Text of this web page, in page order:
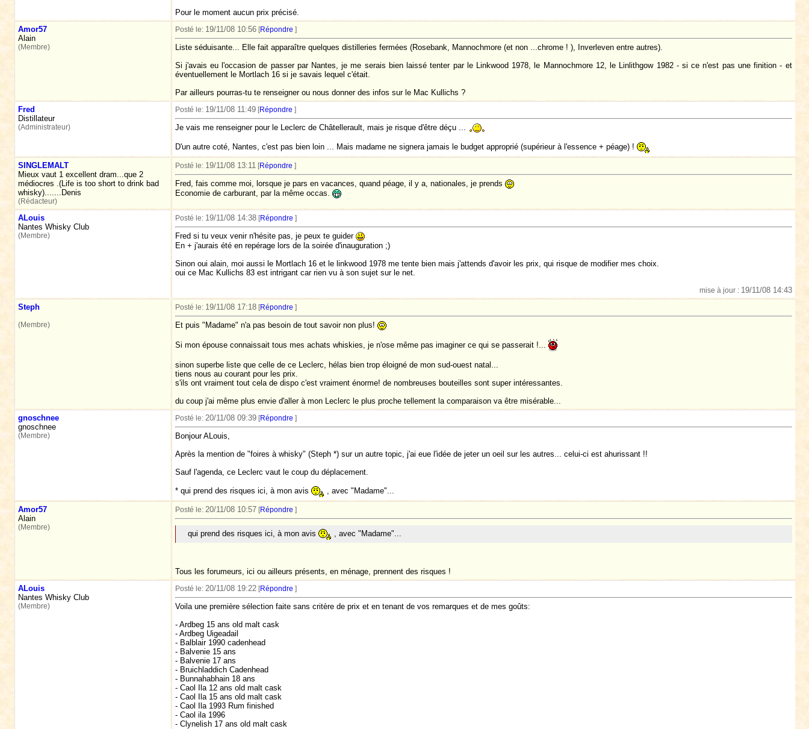
Pour le moment aucun prix précisé.
Amor57
Alain
(Membre)
Posté le: 19/11/08 10:56[Répondre ]
Liste séduisante... Elle fait apparaître quelques distilleries fermées (Rosebank, Mannochmore (et non ...chrome ! ), Inverleven entre autres).
Si j'avais eu l'occasion de passer par Nantes, je me serais bien laissé tenter par le Linkwood 1978, le Mannochmore 12, le Linlithgow 1982 - si ce n'est pas une finition - et
éventuellement le Mortlach 16 si je savais lequel c'était.
Par ailleurs pourras-tu te renseigner ou nous donner des infos sur le Mac Kullichs ?
Fred
Distillateur
(Administrateur)
Posté le: 19/11/08 11:49[Répondre ]
Je vais me renseigner pour le Leclerc de Châtellerault, mais je risque d'être déçu ...
D'un autre coté, Nantes, c'est pas bien loin ... Mais madame ne signera jamais le budget approprié (supérieur à l'essence + péage) !
SINGLEMALT
Mieux vaut 1 excellent dram...que 2
médiocres .(Life is too short to drink bad
whisky).......Denis
(Rédacteur)
Posté le: 19/11/08 13:11[Répondre ]
Fred, fais comme moi, lorsque je pars en vacances, quand péage, il y a, nationales, je prends
Economie de carburant, par la même occas.
ALouis
Nantes Whisky Club
(Membre)
Posté le: 19/11/08 14:38[Répondre ]
Fred si tu veux venir n'hésite pas, je peux te guider
En + j'aurais été en repérage lors de la soirée d'inauguration ;)
Sinon oui alain, moi aussi le Mortlach 16 et le linkwood 1978 me tente bien mais j'attends d'avoir les prix, qui risque de modifier mes choix.
oui ce Mac Kullichs 83 est intrigant car rien vu à son sujet sur le net.
mise à jour : 19/11/08 14:43
Steph
(Membre)
Posté le: 19/11/08 17:18[Répondre ]
Et puis "Madame" n'a pas besoin de tout savoir non plus!
Si mon épouse connaissait tous mes achats whiskies, je n'ose même pas imaginer ce qui se passerait !...
sinon superbe liste que celle de ce Leclerc, hélas bien trop éloigné de mon sud-ouest natal...
tiens nous au courant pour les prix.
s'ils ont vraiment tout cela de dispo c'est vraiment énorme! de nombreuses bouteilles sont super intéressantes.
du coup j'ai même plus envie d'aller à mon Leclerc le plus proche tellement la comparaison va être misérable...
gnoschnee
gnoschnee
(Membre)
Posté le: 20/11/08 09:39[Répondre ]
Bonjour ALouis,
Après la mention de "foires à whisky" (Steph *) sur un autre topic, j'ai eue l'idée de jeter un oeil sur les autres... celui-ci est ahurissant !!
Sauf l'agenda, ce Leclerc vaut le coup du déplacement.
* qui prend des risques ici, à mon avis , avec "Madame"...
Amor57
Alain
(Membre)
Posté le: 20/11/08 10:57[Répondre ]
qui prend des risques ici, à mon avis , avec "Madame"...
Tous les forumeurs, ici ou ailleurs présents, en ménage, prennent des risques !
ALouis
Nantes Whisky Club
(Membre)
Posté le: 20/11/08 19:22[Répondre ]
Voila une première sélection faite sans critère de prix et en tenant de vos remarques et de mes goûts:
- Ardbeg 15 ans old malt cask
- Ardbeg Uigeadail
- Balblair 1990 cadenhead
- Balvenie 15 ans
- Balvenie 17 ans
- Bruichladdich Cadenhead
- Bunnahabhain 18 ans
- Caol Ila 12 ans old malt cask
- Caol Ila 15 ans old malt cask
- Caol Ila 1993 Rum finished
- Caol ila 1996
- Clynelish 17 ans old malt cask